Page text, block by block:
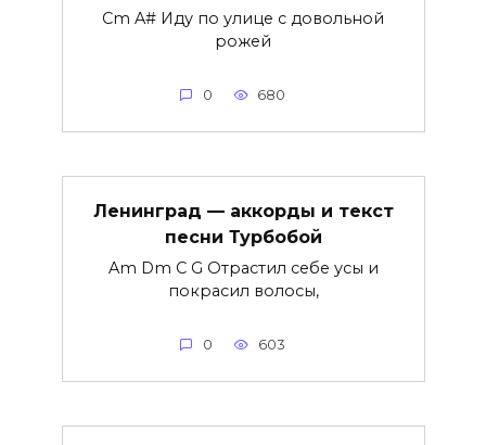
Cm A# Иду по улице с довольной
рожей
0 680
Ленинград — аккорды и текст
песни Турбобой
Am Dm C G Отрастил себе усы и
покрасил волосы,
0 603